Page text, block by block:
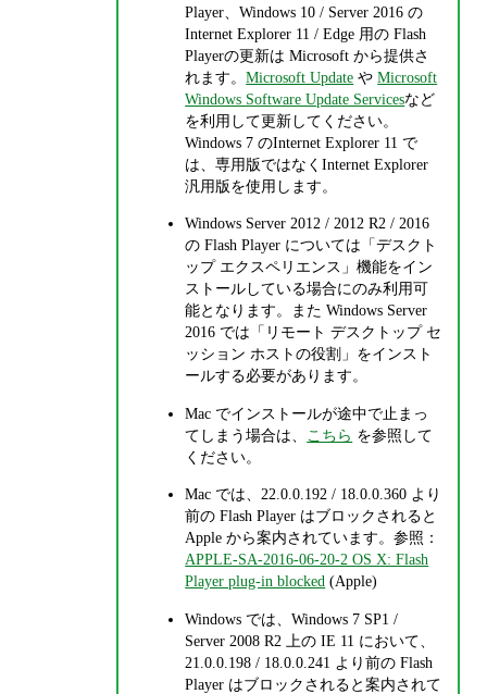
Player、Windows 10 / Server 2016 の
Internet Explorer 11 / Edge 用の Flash
Playerの更新は Microsoft から提供さ
れます。Microsoft Update やMicrosoft
Windows Software Update Servicesなど
を利用して更新してください。
Windows 7 のInternet Explorer 11 で
は、専用版ではなくInternet Explorer
汎用版を使用します。
Windows Server 2012 / 2012 R2 / 2016
の Flash Player については「デスクト
ップ エクスペリエンス」機能をイン
ストールしている場合にのみ利用可
能となります。また Windows Server
2016 では「リモート デスクトップ セ
ッション ホストの役割」をインスト
ールする必要があります。
Mac でインストールが途中で止まっ
てしまう場合は、
こちら を参照して
ください。
Mac では、22.0.0.192 / 18.0.0.360 より
前の Flash Player はブロックされると
Apple から案内されています。参照：
APPLE-SA-2016-06-20-2 OS X: Flash
Player plug-in blocked (Apple)
Windows では、Windows 7 SP1 /
Server 2008 R2 上の IE 11 において、
21.0.0.198 / 18.0.0.241 より前の Flash
Player はブロックされると案内されて